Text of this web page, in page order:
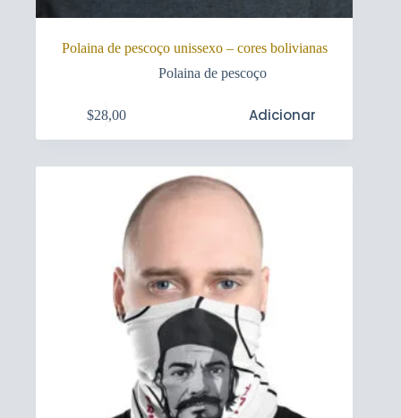
Polaina de pescoço unissexo – cores bolivianas
Polaina de pescoço
$28,00 Adicionar